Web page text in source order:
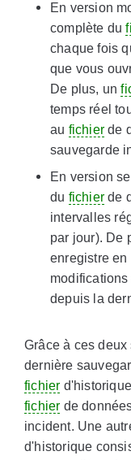
En version
complète du
chaque fois
que vous
De plus, un
temps réel
au fichierde
sauvegarde
En version
du fichierde
intervalles
par jour). De
enregistre en
depuis la
Grâce à ces
dernière
fichier
fichier de
incident. Une
d'historique